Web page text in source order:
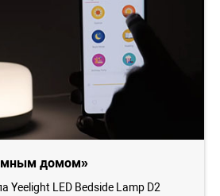
домом»
Yeelight LED Bedside Lamp D2